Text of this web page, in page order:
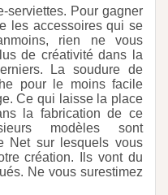
serviettes. Pour gagner
les accessoires qui se
rien ne vous
de créativité dans la
La soudure de
pour le moins facile
Ce qui laisse la place
la fabrication de ce
modèles sont
Net sur lesquels vous
création. Ils vont du
Ne vous surestimez